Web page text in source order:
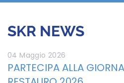
SKR NEWS
04 Maggio 2026
PARTECIPA ALLA